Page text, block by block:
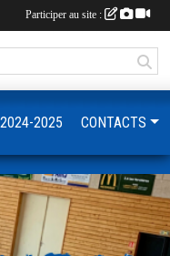
2025 CONTACTS
Participer au site :